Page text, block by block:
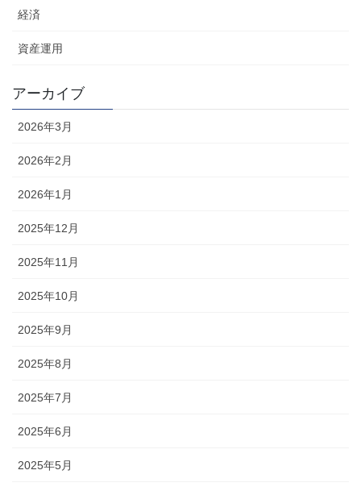
経済
資産運用
アーカイブ
2026年3月
2026年2月
2026年1月
2025年12月
2025年11月
2025年10月
2025年9月
2025年8月
2025年7月
2025年6月
2025年5月